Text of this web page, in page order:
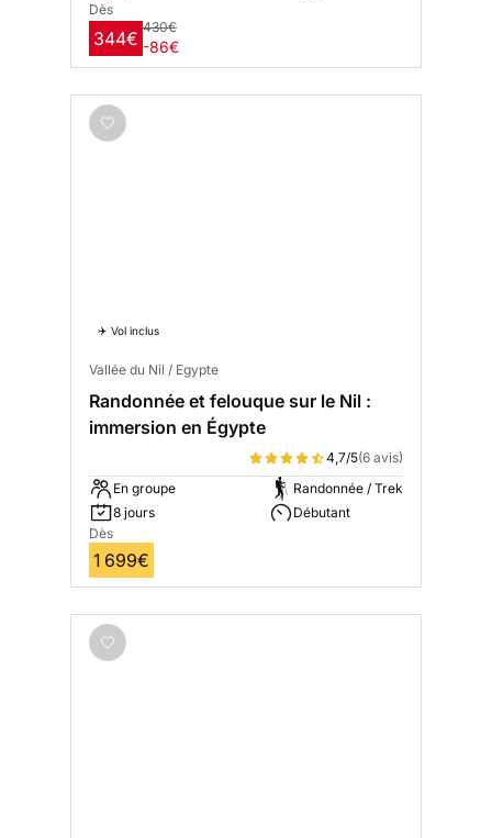
Dès
344€
430€
-86€
✈️ Vol inclus
Vallée du Nil / Egypte
Randonnée et felouque sur le Nil :
immersion en Égypte
4,7/5(6 avis)
En groupe
8 jours
Randonnée / Trek
Débutant
Dès
1 699€